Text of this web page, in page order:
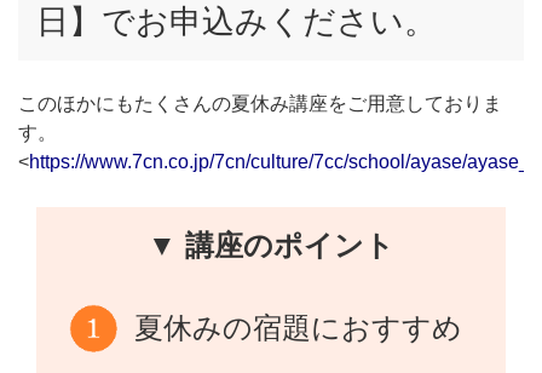
日】でお申込みください。
このほかにもたくさんの夏休み講座をご用意しておりま
す。
<https://www.7cn.co.jp/7cn/culture/7cc/school/ayase/
▼ 講座のポイント
夏休みの宿題におすすめ